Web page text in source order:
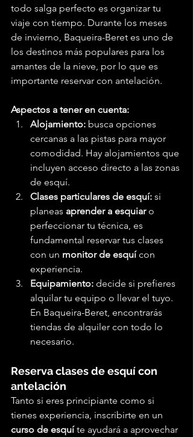
todo salga perfecto es organizar tu
viaje con tiempo. Durante los meses
de invierno, Baqueira-Beret es uno de
los destinos más populares para los
amantes de la nieve, por lo que es
importante reservar con antelación.
Aspectos a tener en cuenta:
Alojamiento: busca opciones
cercanas a las pistas para mayor
comodidad. Hay alojamientos que
incluyen acceso directo a las zonas
de esquí.
Clases particulares de esquí: si
planeas aprender a esquiar o
perfeccionar tu técnica, es
fundamental reservar tus clases
con un monitor de esquí con
experiencia.
Equipamiento: decide si prefieres
alquilar tu equipo o llevar el tuyo.
En Baqueira-Beret, encontrarás
tiendas de alquiler con todo lo
necesario.
Reserva clases de esquí con
antelación
Tanto si eres principiante como si
tienes experiencia, inscribirte en un
curso de esquí te ayudará a aprovechar